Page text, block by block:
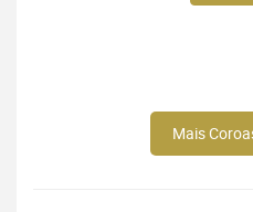
Mais